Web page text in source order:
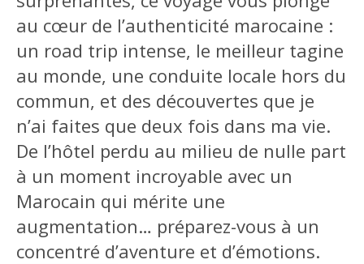
au cœur de l’authenticité marocaine :
un road trip intense, le meilleur tagine
au monde, une conduite locale hors du
commun, et des découvertes que je
n’ai faites que deux fois dans ma vie.
De l’hôtel perdu au milieu de nulle part
à un moment incroyable avec un
Marocain qui mérite une
augmentation… préparez-vous à un
concentré d’aventure et d’émotions.